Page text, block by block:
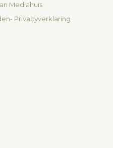
Mediahuis
- Privacyverklaring